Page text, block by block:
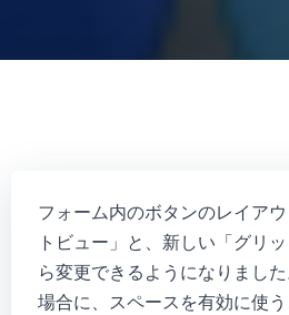
フォーム内のボタンのレイア
トビュー」と、新しい「グリ
ら変更できるようになりまし
場合に、スペースを有効に使う